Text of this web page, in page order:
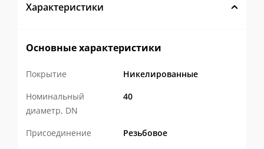
Характеристики
Основные характеристики
Покрытие
Никелированные
Номинальный
диаметр, DN
40
Присоединение
Резьбовое